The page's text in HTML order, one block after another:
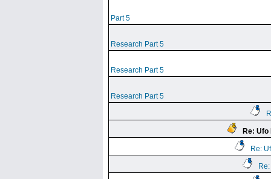
Part 5
Research Part 5
Research Part 5
Research Part 5
Re:
Re: